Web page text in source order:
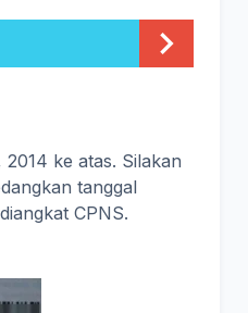
ke atas. Silakan
tanggal
CPNS.